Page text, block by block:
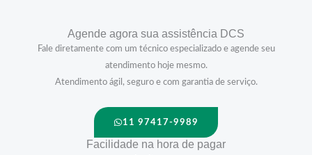
Agende agora sua assistência DCS
Fale diretamente com um técnico especializado e agende seu
atendimento hoje mesmo.
Atendimento ágil, seguro e com garantia de serviço.
11 97417-9989
Facilidade na hora de pagar